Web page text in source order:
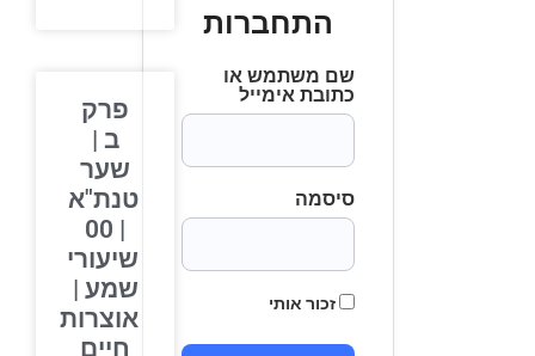
התחברות
שם משתמש או
כתובת אימייל
סיסמה
זכור אותי
פרק
ב |
שער
טנת"א
| 00
שיעורי
שמע |
אוצרות
חיים